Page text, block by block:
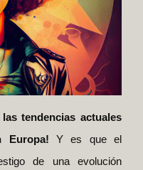
tendencias actuales
Europa! Y es que el
de una evolución